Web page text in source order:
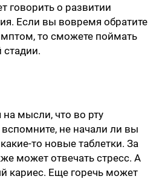
говорить о развитии
Если вы вовремя обратите
то сможете поймать
стадии.
мысли, что во рту
не начали ли вы
то новые таблетки. За
может отвечать стресс. А
кариес. Еще горечь может